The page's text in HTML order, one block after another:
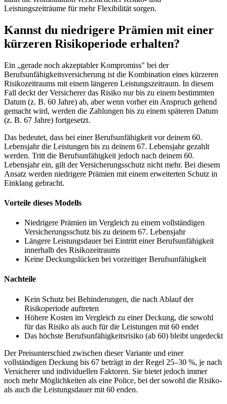
Leistungszeiträume für mehr Flexibilität sorgen.
Kannst du niedrigere Prämien mit einer
kürzeren Risikoperiode erhalten?
Ein „gerade noch akzeptabler Kompromiss" bei der
Berufsunfähigkeitsversicherung ist die Kombination eines kürzeren
Risikozeitraums mit einem längeren Leistungszeitraum. In diesem
Fall deckt der Versicherer das Risiko nur bis zu einem bestimmten
Datum (z. B. 60 Jahre) ab, aber wenn vorher ein Anspruch geltend
gemacht wird, werden die Zahlungen bis zu einem späteren Datum
(z. B. 67 Jahre) fortgesetzt.
Das bedeutet, dass bei einer Berufsunfähigkeit vor deinem 60.
Lebensjahr die Leistungen bis zu deinem 67. Lebensjahr gezahlt
werden. Tritt die Berufsunfähigkeit jedoch nach deinem 60.
Lebensjahr ein, gilt der Versicherungsschutz nicht mehr. Bei diesem
Ansatz werden niedrigere Prämien mit einem erweiterten Schutz in
Einklang gebracht.
Vorteile dieses Modells
Niedrigere Prämien im Vergleich zu einem vollständigen
Versicherungsschutz bis zu deinem 67. Lebensjahr
Längere Leistungsdauer bei Eintritt einer Berufsunfähigkeit
innerhalb des Risikozeitraums
Keine Deckungslücken bei vorzeitiger Berufsunfähigkeit
Nachteile
Kein Schutz bei Behinderungen, die nach Ablauf der
Risikoperiode auftreten
Höhere Kosten im Vergleich zu einer Deckung, die sowohl
für das Risiko als auch für die Leistungen mit 60 endet
Das höchste Berufsunfähigkeitsrisiko (ab 60) bleibt ungedeckt
Der Preisunterschied zwischen dieser Variante und einer
vollständigen Deckung bis 67 beträgt in der Regel 25–30 %, je nach
Versicherer und individuellen Faktoren. Sie bietet jedoch immer
noch mehr Möglichkeiten als eine Police, bei der sowohl die Risiko-
als auch die Leistungsdauer mit 60 enden.